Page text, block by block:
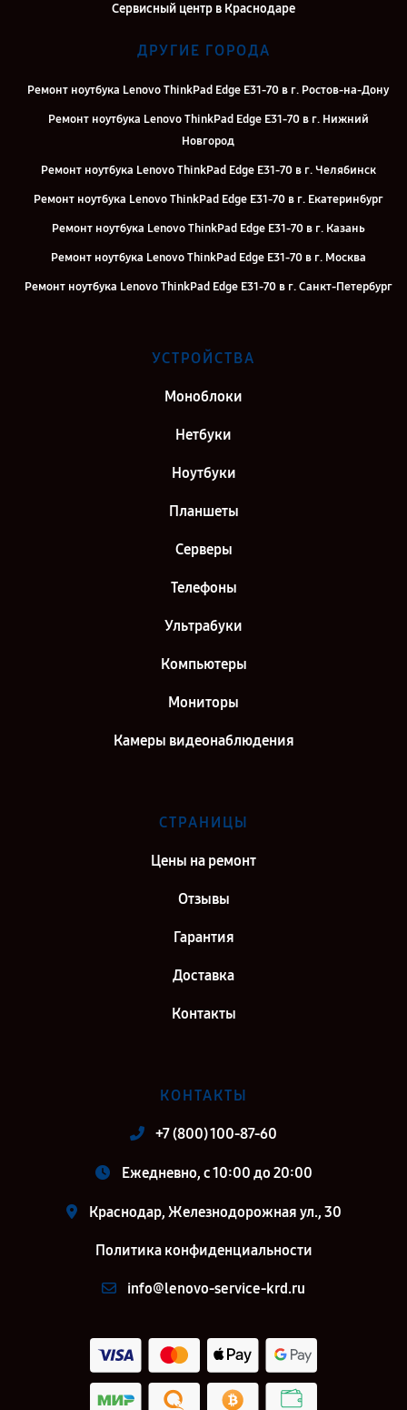
Сервисный центр в Краснодаре
ДРУГИЕ ГОРОДА
Ремонт ноутбука Lenovo ThinkPad Edge E31-70 в г. Ростов-на-Дону
Ремонт ноутбука Lenovo ThinkPad Edge E31-70 в г. Нижний
Новгород
Ремонт ноутбука Lenovo ThinkPad Edge E31-70 в г. Челябинск
Ремонт ноутбука Lenovo ThinkPad Edge E31-70 в г. Екатеринбург
Ремонт ноутбука Lenovo ThinkPad Edge E31-70 в г. Казань
Ремонт ноутбука Lenovo ThinkPad Edge E31-70 в г. Москва
Ремонт ноутбука Lenovo ThinkPad Edge E31-70 в г. Санкт-Петербург
УСТРОЙСТВА
Моноблоки
Нетбуки
Ноутбуки
Планшеты
Серверы
Телефоны
Ультрабуки
Компьютеры
Мониторы
Камеры видеонаблюдения
СТРАНИЦЫ
Цены на ремонт
Отзывы
Гарантия
Доставка
Контакты
КОНТАКТЫ
+7 (800) 100-87-60
Ежедневно, с 10:00 до 20:00
Краснодар, Железнодорожная ул., 30
Политика конфиденциальности
info@lenovo-service-krd.ru